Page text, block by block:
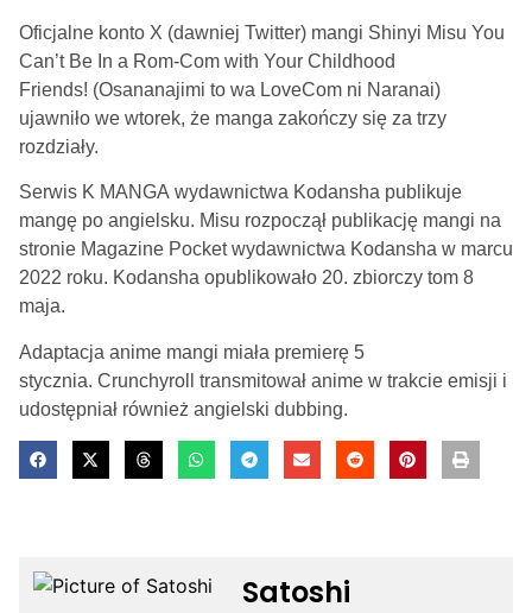
Oficjalne konto X (dawniej Twitter) mangi Shinyi Misu You
Can’t Be In a Rom-Com with Your Childhood
Friends! (Osananajimi to wa LoveCom ni Naranai)
ujawniło we wtorek, że manga zakończy się za trzy
rozdziały.
Serwis K MANGA wydawnictwa Kodansha publikuje
mangę po angielsku. Misu rozpoczął publikację mangi na
stronie Magazine Pocket wydawnictwa Kodansha w marcu
2022 roku. Kodansha opublikowało 20. zbiorczy tom 8
maja.
Adaptacja anime mangi miała premierę 5
stycznia. Crunchyroll transmitował anime w trakcie emisji i
udostępniał również angielski dubbing.
Satoshi